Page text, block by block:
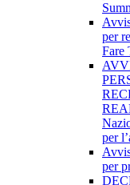
per
Fare
per
per